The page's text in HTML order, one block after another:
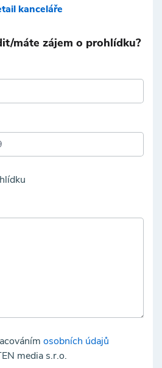
kanceláře
máte zájem o prohlídku?
osobních údajů
media s.r.o.